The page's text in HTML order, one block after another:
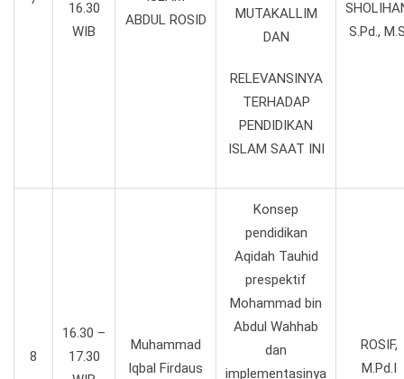
16.30
WIB
ABDUL ROSID
MUTAKALLIM
DAN
RELEVANSINYA
TERHADAP
PENDIDIKAN
ISLAM SAAT INI
S.Pd.,
8
16.30 –
17.30
Muhammad
Iqbal Firdaus
Konsep
pendidikan
Aqidah Tauhid
prespektif
Mohammad bin
Abdul Wahhab
dan
implementasinya
ROSIF,
M.Pd.I